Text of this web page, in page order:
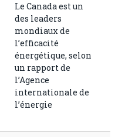
Le Canada est un
des leaders
mondiaux de
l’efficacité
énergétique, selon
un rapport de
l’Agence
internationale de
l’énergie